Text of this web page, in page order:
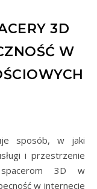
3D
W
sposób, w jaki
i przestrzenie
spacerom 3D w
w internecie